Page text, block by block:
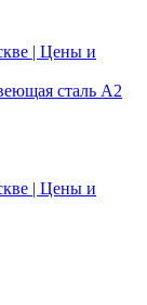
сталь А2